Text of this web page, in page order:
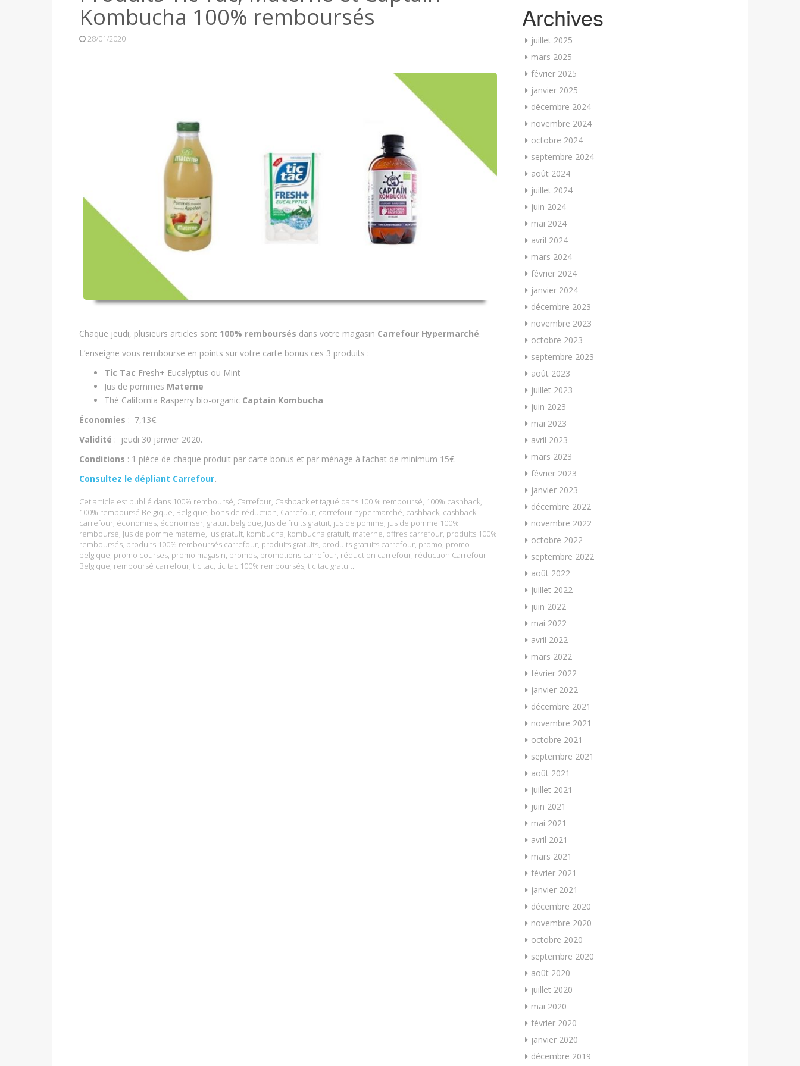
Kombucha 100% remboursés
28/01/2020
Chaque jeudi, plusieurs articles sont 100% remboursés dans votre magasin Carrefour Hypermarché.
L’enseigne vous rembourse en points sur votre carte bonus ces 3 produits :
Tic Tac Fresh+ Eucalyptus ou Mint
Jus de pommes Materne
Thé California Rasperry bio-organic Captain Kombucha
Économies : 7,13€.
Validité : jeudi 30 janvier 2020.
Conditions : 1 pièce de chaque produit par carte bonus et par ménage à l’achat de minimum 15€.
Consultez le dépliant Carrefour.
Cet article est publié dans 100% remboursé, Carrefour, Cashback et tagué dans 100 % remboursé, 100% cashback,
100% remboursé Belgique, Belgique, bons de réduction, Carrefour, carrefour hypermarché, cashback, cashback
carrefour, économies, économiser, gratuit belgique, Jus de fruits gratuit, jus de pomme, jus de pomme 100%
remboursé, jus de pomme materne, jus gratuit, kombucha, kombucha gratuit, materne, offres carrefour, produits 100%
remboursés, produits 100% remboursés carrefour, produits gratuits, produits gratuits carrefour, promo, promo
belgique, promo courses, promo magasin, promos, promotions carrefour, réduction carrefour, réduction Carrefour
Belgique, remboursé carrefour, tic tac, tic tac 100% remboursés, tic tac gratuit.
Archives
juillet 2025
mars 2025
février 2025
janvier 2025
décembre 2024
novembre 2024
octobre 2024
septembre 2024
août 2024
juillet 2024
juin 2024
mai 2024
avril 2024
mars 2024
février 2024
janvier 2024
décembre 2023
novembre 2023
octobre 2023
septembre 2023
août 2023
juillet 2023
juin 2023
mai 2023
avril 2023
mars 2023
février 2023
janvier 2023
décembre 2022
novembre 2022
octobre 2022
septembre 2022
août 2022
juillet 2022
juin 2022
mai 2022
avril 2022
mars 2022
février 2022
janvier 2022
décembre 2021
novembre 2021
octobre 2021
septembre 2021
août 2021
juillet 2021
juin 2021
mai 2021
avril 2021
mars 2021
février 2021
janvier 2021
décembre 2020
novembre 2020
octobre 2020
septembre 2020
août 2020
juillet 2020
mai 2020
février 2020
janvier 2020
décembre 2019